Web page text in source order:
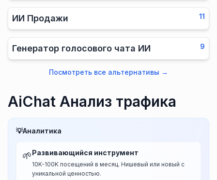
ИИ Продажи 11
Генератор голосового чата ИИ 9
Посмотреть все альтернативы →
AiChat Анализ трафика
💡Аналитика
🌱Развивающийся инструмент
10K-100K посещений в месяц. Нишевый или новый с
уникальной ценностью.